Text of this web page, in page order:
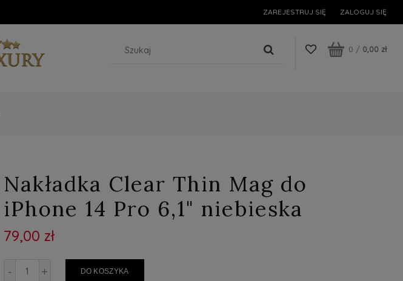
ZAREJESTRUJ SIĘ ZALOGUJ SIĘ
0 / 0,00 zł
Nakładka Clear Thin Mag do
iPhone 14 Pro 6,1" niebieska
79,00 zł
- + DO KOSZYKA